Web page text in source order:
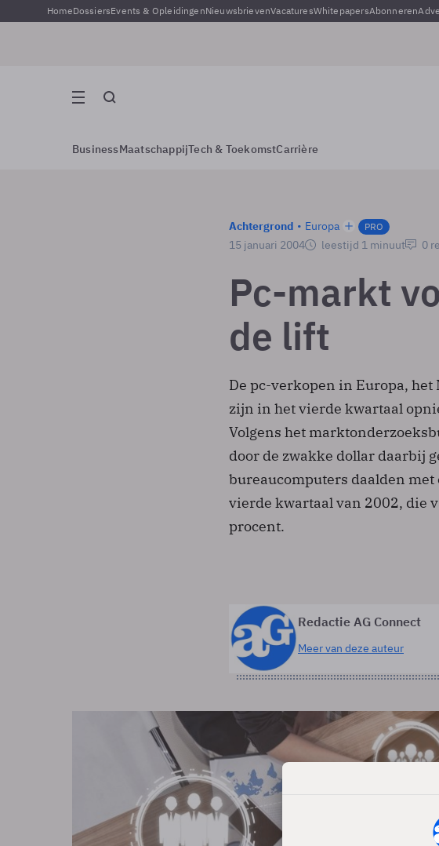
HomeDossiersEvents & OpleidingenNieuwsbrievenVacaturesWhitepapersAbonneren
BusinessMaatschappijTech & ToekomstCarrière
Achtergrond Europa PRO
15 januari 2004 leestijd 1 minuut 0
Pc-markt
de lift
De pc-verkopen in Europa,
zijn in het vierde kwartaal
Volgens het
door de zwakke dollar daarbij
bureaucomputers daalden
vierde kwartaal van 2002, die
procent.
Redactie AG Connect
Meer van deze auteur